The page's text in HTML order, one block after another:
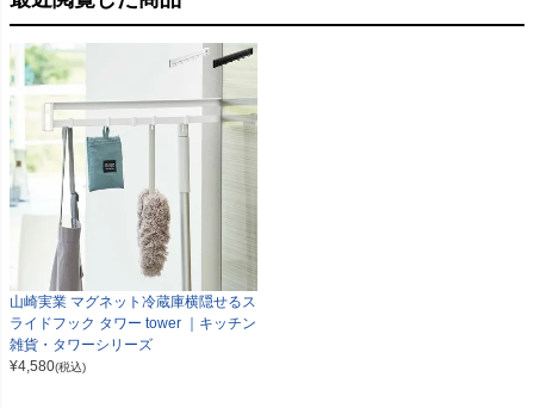
山崎実業 マグネット冷蔵庫横隠せるス
ライドフック タワー tower ｜キッチン
雑貨・タワーシリーズ
¥4,580(税込)